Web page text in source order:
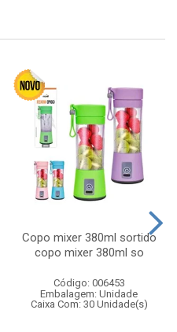
Copo mixer 380ml sortido
copo mixer 380ml so
Código: 006453
Embalagem: Unidade
Caixa Com: 30 Unidade(s)